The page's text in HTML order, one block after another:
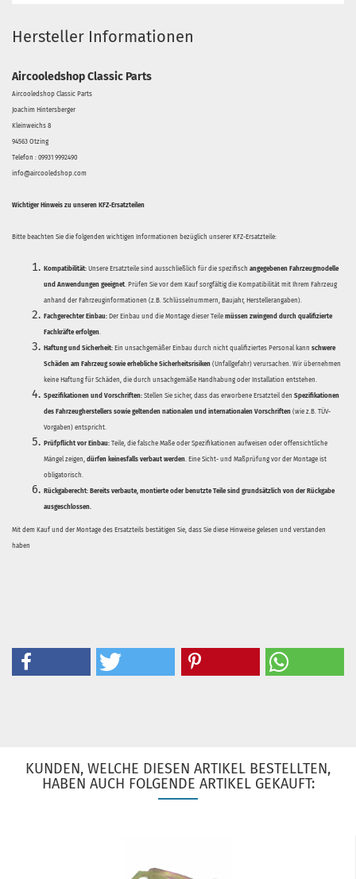
Hersteller Informationen
Aircooledshop Classic Parts
Aircooledshop Classic Parts
Joachim Hintersberger
Kleinweichs 8
94563 Otzing
Telefon : 09931 9992490
info@aircooledshop.com
Wichtiger Hinweis zu unseren KFZ-Ersatzteilen
Bitte beachten Sie die folgenden wichtigen Informationen bezüglich unserer KFZ-Ersatzteile:
Kompatibilität: Unsere Ersatzteile sind ausschließlich für die spezifisch angegebenen Fahrzeugmodelle
und Anwendungen geeignet. Prüfen Sie vor dem Kauf sorgfältig die Kompatibilität mit Ihrem Fahrzeug
anhand der Fahrzeuginformationen (z.B. Schlüsselnummern, Baujahr, Herstellerangaben).
Fachgerechter Einbau: Der Einbau und die Montage dieser Teile müssen zwingend durch qualifizierte
Fachkräfte erfolgen.
Haftung und Sicherheit: Ein unsachgemäßer Einbau durch nicht qualifiziertes Personal kann schwere
Schäden am Fahrzeug sowie erhebliche Sicherheitsrisiken (Unfallgefahr) verursachen. Wir übernehmen
keine Haftung für Schäden, die durch unsachgemäße Handhabung oder Installation entstehen.
Spezifikationen und Vorschriften: Stellen Sie sicher, dass das erworbene Ersatzteil den Spezifikationen
des Fahrzeugherstellers sowie geltenden nationalen und internationalen Vorschriften (wie z.B. TÜV-
Vorgaben) entspricht.
Prüfpflicht vor Einbau: Teile, die falsche Maße oder Spezifikationen aufweisen oder offensichtliche
Mängel zeigen, dürfen keinesfalls verbaut werden. Eine Sicht- und Maßprüfung vor der Montage ist
obligatorisch.
Rückgaberecht: Bereits verbaute, montierte oder benutzte Teile sind grundsätzlich von der Rückgabe
ausgeschlossen.
Mit dem Kauf und der Montage des Ersatzteils bestätigen Sie, dass Sie diese Hinweise gelesen und verstanden
haben
KUNDEN, WELCHE DIESEN ARTIKEL BESTELLTEN,
HABEN AUCH FOLGENDE ARTIKEL GEKAUFT: